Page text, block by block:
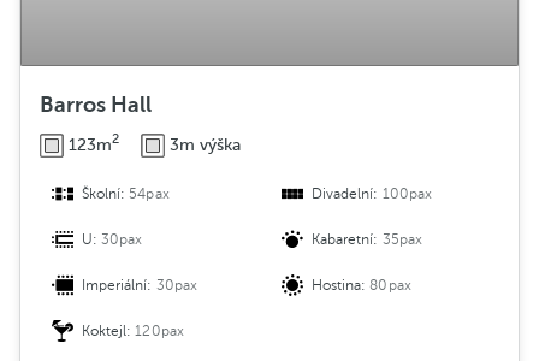
Barros Hall
123m2 3m výška
Školní: 54pax Divadelní: 100pax
U:30pax Kabaretní: 35pax
Imperiální: 30pax Hostina:80pax
Koktejl:120pax